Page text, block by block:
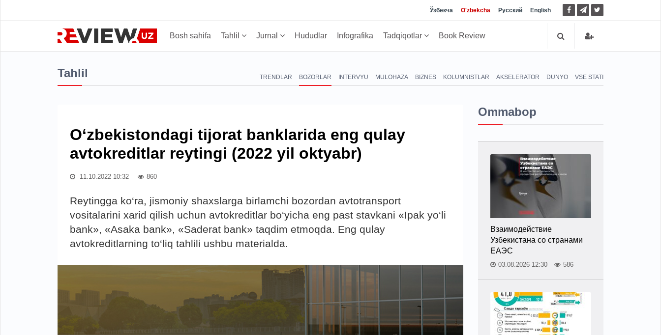
Ўзбекча O'zbekcha Русский English
Bosh sahifa Tahlil Jurnal Hududlar Infografika Tadqiqotlar Book Review
Tahlil TRENDLAR BOZORLAR INTERVYU MULOHAZA BIZNES KOLUMNISTLAR AKSELERATOR DUNYO VSE STATI
O‘zbekistondagi tijorat banklarida eng qulay
avtokreditlar reytingi (2022 yil oktyabr)
11.10.2022 10:32 860
Reytingga ko‘ra, jismoniy shaxslarga birlamchi bozordan avtotransport
vositalarini xarid qilish uchun avtokreditlar bo‘yicha eng past stavkani «Ipak yo‘li
bank», «Asaka bank», «Saderat bank» taqdim etmoqda. Eng qulay
avtokreditlarning to‘liq tahlili ushbu materialda.
Ommabop
Взаимодействие
Узбекистана со странами
ЕАЭС
03.08.2026 12:30 586